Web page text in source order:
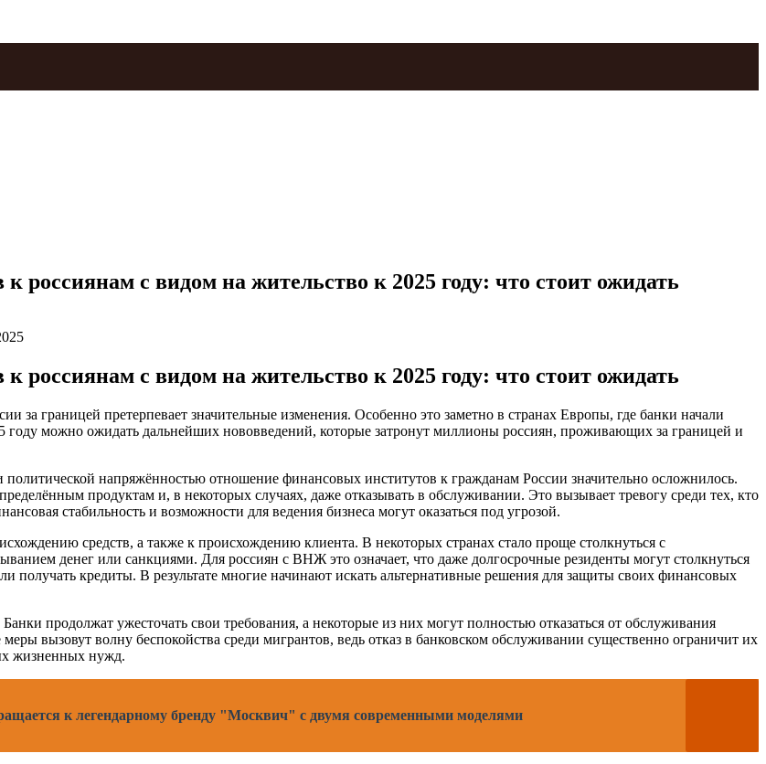
россиянам с видом на жительство к 2025 году: что стоит ожидать
россиянам с видом на жительство к 2025 году: что стоит ожидать
границей претерпевает значительные изменения. Особенно это заметно в странах Европы, где банки начали
году можно ожидать дальнейших нововведений, которые затронут миллионы россиян, проживающих за границей и
напряжённостью отношение финансовых институтов к гражданам России значительно осложнилось.
продуктам и, в некоторых случаях, даже отказывать в обслуживании. Это вызывает тревогу среди тех, кто
стабильность и возможности для ведения бизнеса могут оказаться под угрозой.
средств, а также к происхождению клиента. В некоторых странах стало проще столкнуться с
денег или санкциями. Для россиян с ВНЖ это означает, что даже долгосрочные резиденты могут столкнуться
кредиты. В результате многие начинают искать альтернативные решения для защиты своих финансовых
продолжат ужесточать свои требования, а некоторые из них могут полностью отказаться от обслуживания
вызовут волну беспокойства среди мигрантов, ведь отказ в банковском обслуживании существенно ограничит их
жизненных нужд.
к легендарному бренду "Москвич" с двумя современными моделями